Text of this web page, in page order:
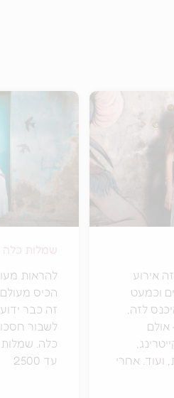
אירוע
וכמעט
לזה,
אולם
ועוד. אחרי
שמלות כלה עד
להראות
הכיס
זה כבר
לשבור
כלה.
עד 2500